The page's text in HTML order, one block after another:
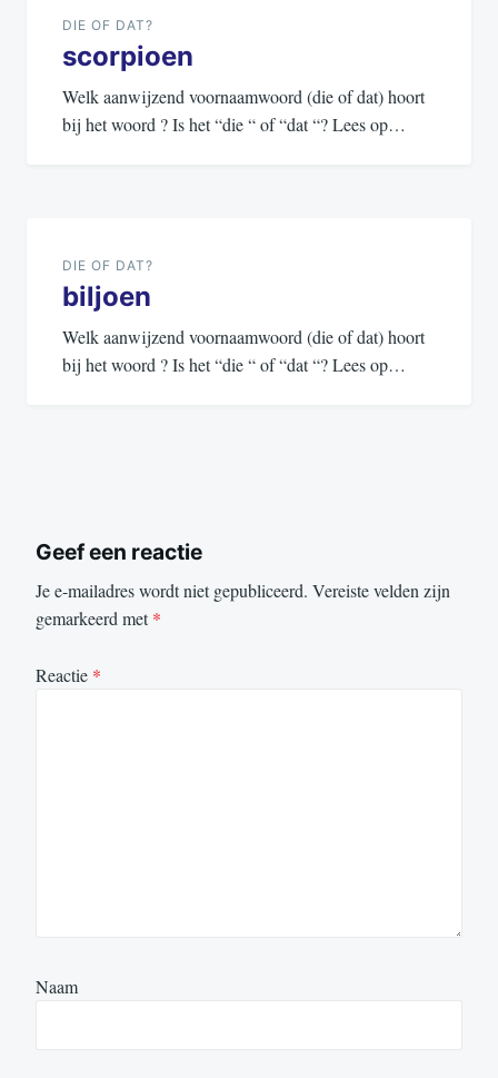
navigatie
DIE OF DAT?
scorpioen
Welk aanwijzend voornaamwoord (die of dat) hoort
bij het woord ? Is het “die “ of “dat “? Lees op…
DIE OF DAT?
biljoen
Welk aanwijzend voornaamwoord (die of dat) hoort
bij het woord ? Is het “die “ of “dat “? Lees op…
Geef een reactie
Je e-mailadres wordt niet gepubliceerd. Vereiste velden zijn
gemarkeerd met*
Reactie *
Naam